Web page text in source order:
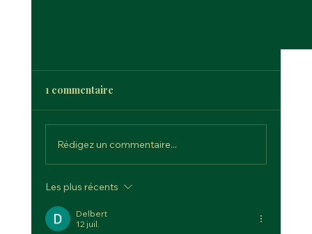
LA FÊTE DES GRANDS-MÈRES
1 commentaire
Rédigez un commentaire...
Les plus récents
Delbert
12 juil.